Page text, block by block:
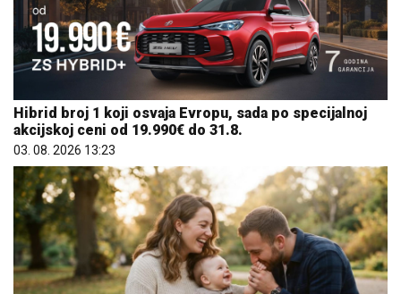
Hibrid broj 1 koji osvaja Evropu, sada po specijalnoj
akcijskoj ceni od 19.990€ do 31.8.
03. 08. 2026 13:23